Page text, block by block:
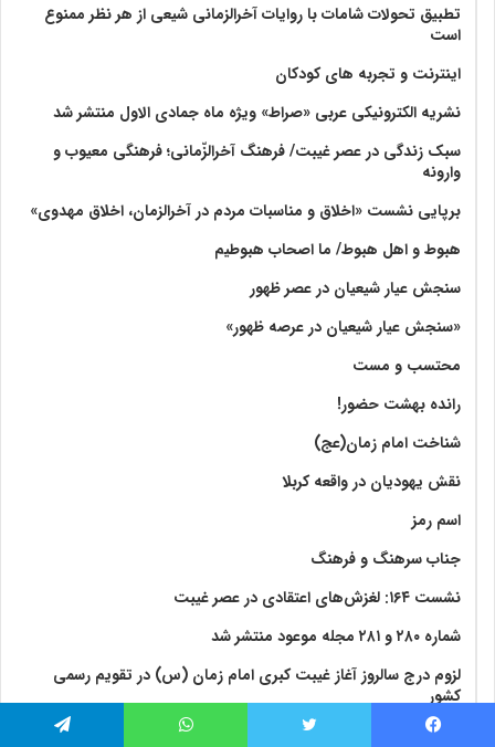
تطبیق تحولات شامات با روایات آخرالزمانی شیعی از هر نظر ممنوع
است
اینترنت و تجربه های کودکان
نشریه الکترونیکی عربی «صراط» ویژه ماه جمادی الاول منتشر شد
سبک زندگی در عصر غیبت/ فرهنگ آخرالزّمانی؛ فرهنگی معیوب و
وارونه
برپایی نشست «اخلاق و مناسبات مردم در آخرالزمان، اخلاق مهدوی»
هبوط و اهل هبوط/ ما اصحاب هبوطیم
سنجش عیار شیعیان در عصر ظهور
«سنجش عیار شیعیان در عرصه ظهور»
محتسب و مست
رانده بهشت‌ حضور!
شناخت امام زمان(عج)
نقش یهودیان در واقعه کربلا
اسم رمز
جناب سرهنگ و فرهنگ
نشست ۱۶۴: لغزش‌های اعتقادی در عصر غیبت
شماره ۲۸۰ و ۲۸۱ مجله موعود منتشر شد
لزوم درج سالروز آغاز غیبت کبری امام زمان (س) در تقویم رسمی
کشور